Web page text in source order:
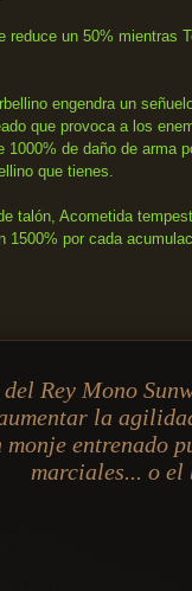
reduce un 50% mientras
engendra un
que provoca a los
1000% de daño de arma
que tienes.
talón, Acometida
1500% por cada
Rey Mono
la
monje entrenado
marciales... o el